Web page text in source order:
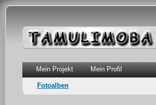
Mein Projekt Mein Profil
Fotoalben